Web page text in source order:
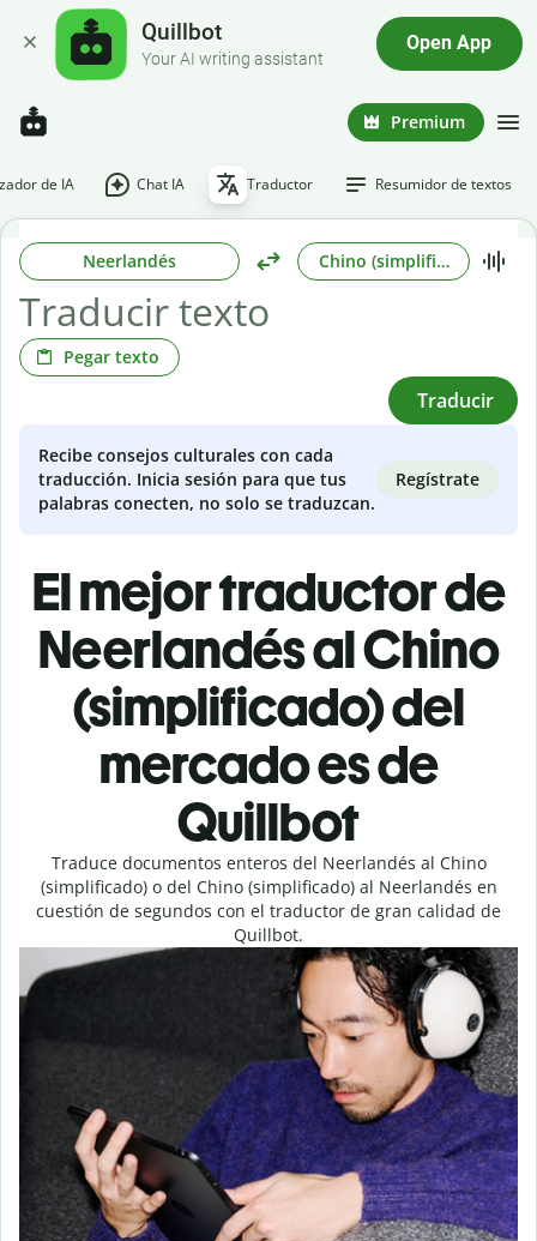
Quillbot
Your AI writing assistant
Open App
Premium
de IA Chat IA Traductor Resumidor de textos
Neerlandés Chino (simplificado)
Pegar texto
Traducir
Recibe consejos culturales con cada
traducción. Inicia sesión para que tus
palabras conecten, no solo se traduzcan.
Regístrate
El mejor traductor de
Neerlandés al Chino
(simplificado) del
mercado es de
Quillbot
Traduce documentos enteros del Neerlandés al Chino
(simplificado) o del Chino (simplificado) al Neerlandés en
cuestión de segundos con el traductor de gran calidad de
Quillbot.